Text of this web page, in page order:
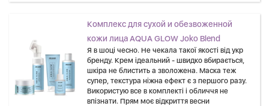
Комплекс для сухой и обезвоженной
кожи лица AQUA GLOW Joko Blend
Я в шоці чесно. Не чекала такої якості від укр
бренду. Крем ідеальний - швидко вбирається,
шкіра не блистить а зволожена. Маска теж
супер, текстура ніжна ефект є з першого разу.
Використую все в комплекті і обличчя не
впізнати. Прям моє відкриття весни